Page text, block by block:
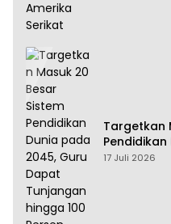
Targetkan
Dapat
17 Juli 2026